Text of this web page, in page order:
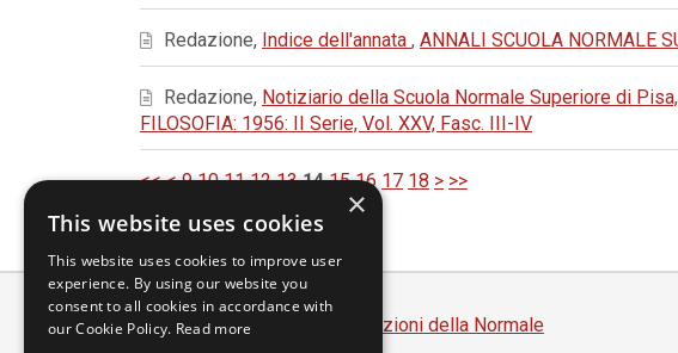
Redazione, Indice dell'annata , ANNALI SCUOLA NORMALE
Redazione, Notiziario della Scuola Normale Superiore di
FILOSOFIA: 1956: II Serie, Vol. XXV, Fasc. III-IV
<< < 9 10 11 12 13 14 15 16 17 18 > >>
Scuola Normale Superiore
Edizioni della Normale
×
This website uses cookies
This website uses cookies to improve user
experience. By using our website you
consent to all cookies in accordance with
our Cookie Policy. Read more